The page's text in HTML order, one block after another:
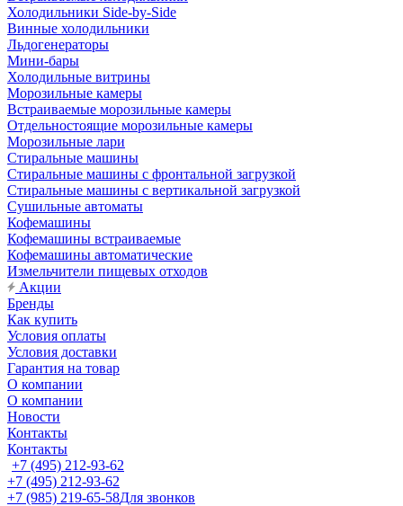
Холодильники Side-by-Side
Винные холодильники
Льдогенераторы
Мини-бары
Холодильные витрины
Морозильные камеры
Встраиваемые морозильные камеры
Отдельностоящие морозильные камеры
Морозильные лари
Стиральные машины
Стиральные машины с фронтальной загрузкой
Стиральные машины с вертикальной загрузкой
Сушильные автоматы
Кофемашины
Кофемашины встраиваемые
Кофемашины автоматические
Измельчители пищевых отходов
Акции
Бренды
Как купить
Условия оплаты
Условия доставки
Гарантия на товар
О компании
О компании
Новости
Контакты
Контакты
+7 (495) 212-93-62
+7 (495) 212-93-62
+7 (985) 219-65-58Для звонков